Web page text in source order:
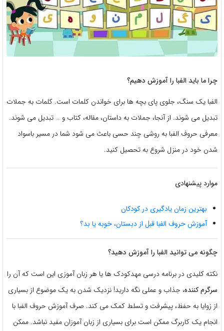
چرا ما باید الفبا را آموزش دهیم؟
الفبا یک سنگ، جلوی پای بچه ها برای خواندن کلمات است. کلمات به جملات
تبدیل می شوند. از آنجا، جملات به داستان، مقاله، کتاب و … تبدیل می شوند.
معرفی حروف الفبا به روشی چند حسی باعث می شود شما در مسیر باسواد
شدن خود در منزل شروع به تحصیل کنید.
موارد پیشنهادی
بهترین زمان یادگیری در کودکان
آموزش حروف الفبا قبل از دبستان، خوبه یا بد؟
چگونه می توانید الفبا را آموزش دهید؟
نکته کلیدی در برنامه درسی مهدکودک ها یا هر زبان آموزی این است که آن را
سرگرم کننده، جذاب و عملی نگه دارید! نزدیک شدن به یک موضوع از بسیاری
از زوایا به حفظ، پیشرفت و تسلط کمک می کند. صرف آموزش حروف الفبا با
انجام یک کاربرگ ممکن است برای بسیاری از زبان آموزان مفید نباشد. ممکن